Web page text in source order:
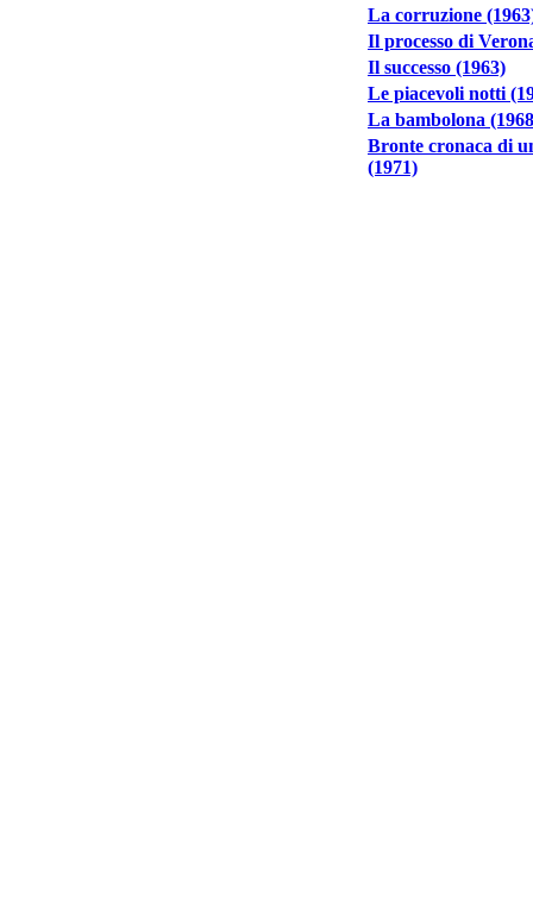
La corruzione
Il processo di
Il successo (1963)
Le piacevoli notti
La bambolona
Bronte cronaca di
(1971)